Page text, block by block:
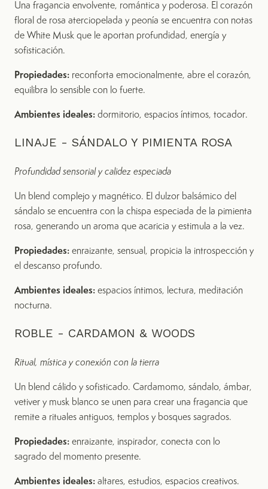
Una fragancia envolvente, romántica y poderosa. El corazón
floral de rosa aterciopelada y peonía se encuentra con notas
de White Musk que le aportan profundidad, energía y
sofisticación.
Propiedades: reconforta emocionalmente, abre el corazón,
equilibra lo sensible con lo fuerte.
Ambientes ideales: dormitorio, espacios íntimos, tocador.
LINAJE - SÁNDALO Y PIMIENTA ROSA
Profundidad sensorial y calidez especiada
Un blend complejo y magnético. El dulzor balsámico del
sándalo se encuentra con la chispa especiada de la pimienta
rosa, generando un aroma que acaricia y estimula a la vez.
Propiedades: enraizante, sensual, propicia la introspección y
el descanso profundo.
Ambientes ideales: espacios íntimos, lectura, meditación
nocturna.
ROBLE - CARDAMON & WOODS
Ritual, mística y conexión con la tierra
Un blend cálido y sofisticado. Cardamomo, sándalo, ámbar,
vetiver y musk blanco se unen para crear una fragancia que
remite a rituales antiguos, templos y bosques sagrados.
Propiedades: enraizante, inspirador, conecta con lo
sagrado del momento presente.
Ambientes ideales: altares, estudios, espacios creativos.